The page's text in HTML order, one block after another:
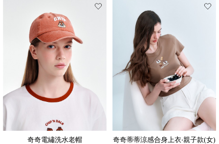
奇奇電繡洗水老帽 奇奇蒂蒂涼感合身上衣‧親子款(女)